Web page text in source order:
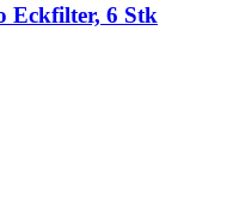
Eckfilter, 6 Stk